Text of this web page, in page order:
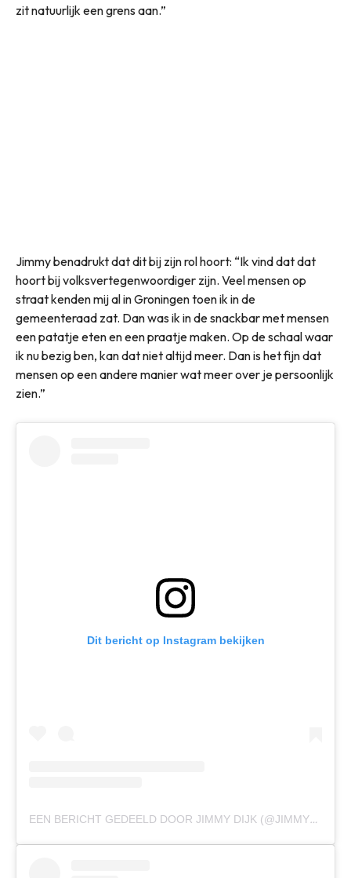
zit natuurlijk een grens aan.”
Jimmy benadrukt dat dit bij zijn rol hoort: “Ik vind dat dat
hoort bij volksvertegenwoordiger zijn. Veel mensen op
straat kenden mij al in Groningen toen ik in de
gemeenteraad zat. Dan was ik in de snackbar met mensen
een patatje eten en een praatje maken. Op de schaal waar
ik nu bezig ben, kan dat niet altijd meer. Dan is het fijn dat
mensen op een andere manier wat meer over je persoonlijk
zien.”
Dit bericht op Instagram bekijken
EEN BERICHT GEDEELD DOOR JIMMY DIJK (@JIMMYDIJKSP)